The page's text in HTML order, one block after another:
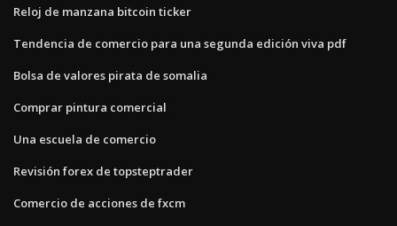
Reloj de manzana bitcoin ticker
Tendencia de comercio para una segunda edición viva pdf
Bolsa de valores pirata de somalia
Comprar pintura comercial
Una escuela de comercio
Revisión forex de topsteptrader
Comercio de acciones de fxcm